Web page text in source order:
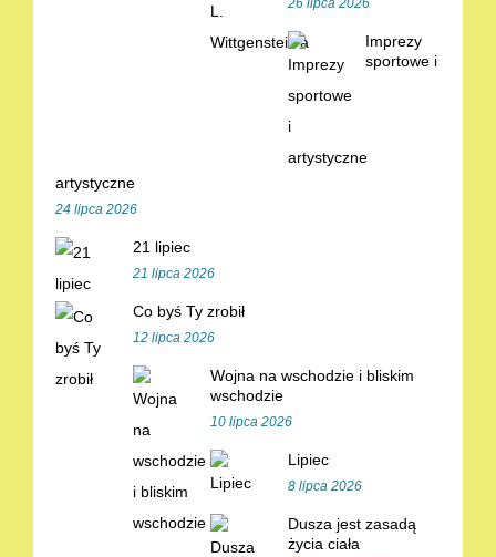
26 lipca 2026
Imprezy
sportowe i
artystyczne
24 lipca 2026
21 lipiec
21 lipca 2026
Co byś Ty zrobił
12 lipca 2026
Wojna na wschodzie i bliskim
wschodzie
10 lipca 2026
Lipiec
8 lipca 2026
Dusza jest zasadą
życia ciała